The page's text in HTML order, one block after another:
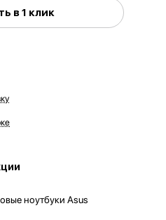
в 1 клик
ноутбуки Asus